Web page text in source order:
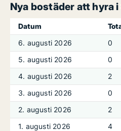
Nya bostäder att hyra
Datum
6. augusti 2026
0
5. augusti 2026
0
4. augusti 2026
2
3. augusti 2026
0
2. augusti 2026
2
1. augusti 2026
4